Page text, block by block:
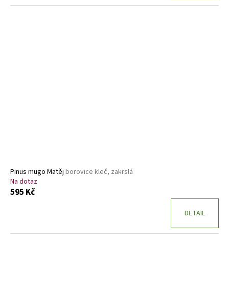
Pinus mugo Matěj borovice kleč, zakrslá
Na dotaz
595 Kč
DETAIL